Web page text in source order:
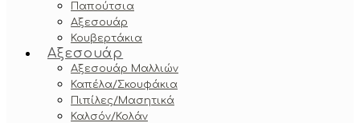
Παπούτσια
Αξεσουάρ
Κουβερτάκια
Αξεσουάρ
Αξεσουάρ Μαλλιών
Καπέλα/Σκουφάκια
Πιπίλες/Μασητικά
Καλσόν/Κολάν